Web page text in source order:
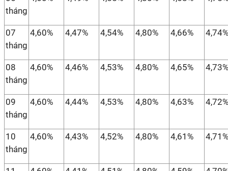
tháng
07
tháng
4,60% 4,47% 4,54% 4,80% 4,66% 4,74%
08
tháng
4,60% 4,46% 4,53% 4,80% 4,65% 4,73%
09
tháng
4,60% 4,44% 4,53% 4,80% 4,63% 4,72%
10
tháng
4,60% 4,43% 4,52% 4,80% 4,61% 4,71%